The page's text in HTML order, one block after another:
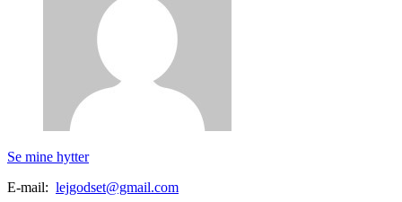
Se mine hytter
E-mail: lejgodset@gmail.com